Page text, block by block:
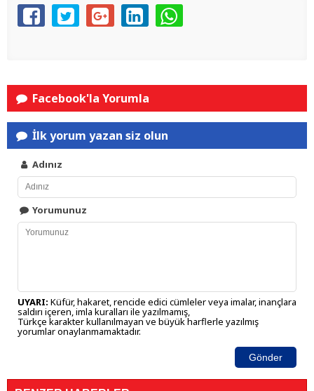
Facebook'la Yorumla
İlk yorum yazan siz olun
Adınız
Yorumunuz
UYARI: Küfür, hakaret, rencide edici cümleler veya imalar, inançlara
saldırı içeren, imla kuralları ile yazılmamış,
Türkçe karakter kullanılmayan ve büyük harflerle yazılmış
yorumlar onaylanmamaktadır.
Gönder